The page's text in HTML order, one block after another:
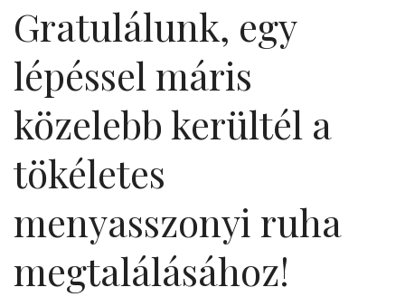
Gratulálunk, egy
lépéssel máris
közelebb kerültél a
tökéletes
menyasszonyi ruha
megtalálásához!